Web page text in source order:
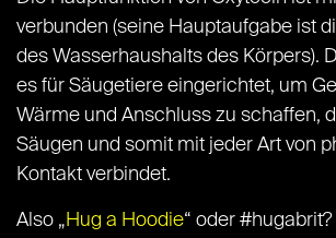
verbunden (seine Hauptaufgabe ist
des Wasserhaushalts des Körpers).
es für Säugetiere eingerichtet, um
Wärme und Anschluss zu schaffen,
Säugen und somit mit jeder Art von
Kontakt verbindet.
Also „Hug a Hoodie“ oder